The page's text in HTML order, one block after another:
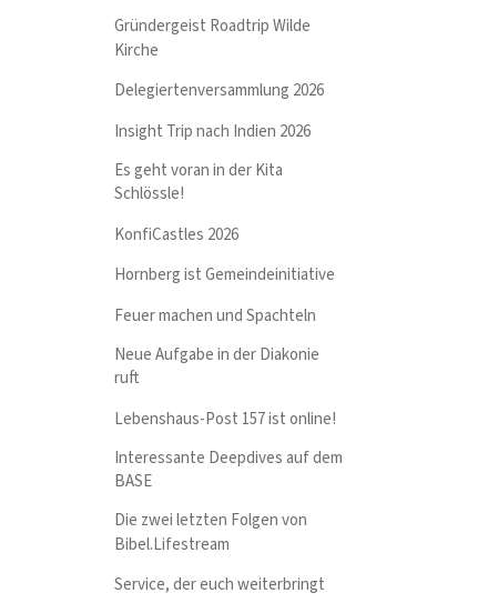
Gründergeist Roadtrip Wilde
Kirche
Delegiertenversammlung 2026
Insight Trip nach Indien 2026
Es geht voran in der Kita
Schlössle!
KonfiCastles 2026
Hornberg ist Gemeindeinitiative
Feuer machen und Spachteln
Neue Aufgabe in der Diakonie
ruft
Lebenshaus-Post 157 ist online!
Interessante Deepdives auf dem
BASE
Die zwei letzten Folgen von
Bibel.Lifestream
Service, der euch weiterbringt